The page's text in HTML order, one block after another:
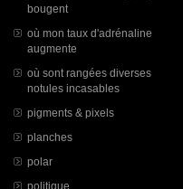
bougent
où mon taux d'adrénaline
augmente
où sont rangées diverses
notules incasables
pigments & pixels
planches
polar
politique